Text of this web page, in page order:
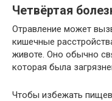
Четвёртая
Отравление может
кишечные
животе. Оно обычно
которая была
Чтобы избежать